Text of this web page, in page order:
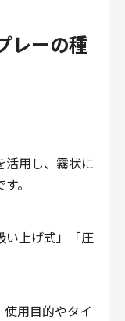
レーの種
活用し、霧状に
。
い上げ式」「圧
用目的やタイ